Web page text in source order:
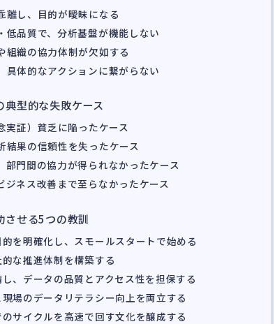
離し、目的が曖昧になる
低品質で、分析基盤が機能しない
組織の協力体制が欠如する
具体的なアクションに繋がらない
典型的な失敗ケース
実証）貧乏に陥ったケース
結果の信頼性を失ったケース
門間の協力が得られなかったケース
ネス改善まで至らなかったケース
させる5つの教訓
を明確化し、スモールスタートで始める
な推進体制を構築する
、データの品質とアクセス性を担保する
場のデータリテラシー向上を両立する
サイクルを高速で回す文化を醸成する